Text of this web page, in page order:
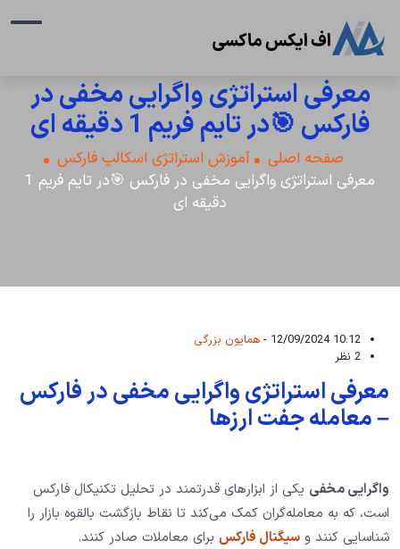
معرفی استراتژی واگرایی مخفی در
فارکس 🎯در تایم فریم 1 دقیقه ای
صفحه اصلی
آموزش استراتژی اسکالپ فارکس
معرفی استراتژی واگرایی مخفی در فارکس 🎯در تایم فریم 1
دقیقه ای
10:12 12/09/2024 -
همایون بزرگی
2 نظر
معرفی استراتژی واگرایی مخفی در فارکس
– معامله جفت ارزها
واگرایی مخفی یکی از ابزارهای قدرتمند در تحلیل تکنیکال فارکس
است، که به معامله‌گران کمک می‌کند تا نقاط بازگشت بالقوه بازار را
شناسایی کنند و سیگنال فارکس برای معاملات صادر کنند.